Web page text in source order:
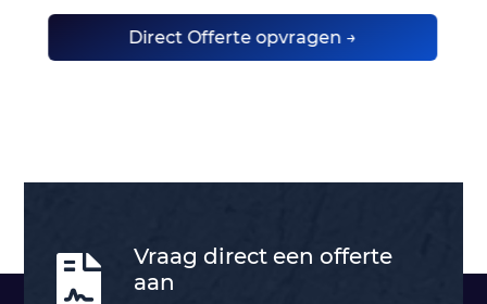
Direct Offerte opvragen →

Vraag direct een offerte
aan